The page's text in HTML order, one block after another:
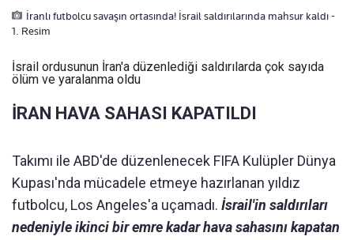
İranlı futbolcu savaşın ortasında! İsrail saldırılarında mahsur kaldı -
1. Resim
İsrail ordusunun İran'a düzenlediği saldırılarda çok sayıda
ölüm ve yaralanma oldu
İRAN HAVA SAHASI KAPATILDI
Takımı ile ABD'de düzenlenecek FIFA Kulüpler Dünya
Kupası'nda mücadele etmeye hazırlanan yıldız
futbolcu, Los Angeles'a uçamadı. İsrail'in saldırıları
nedeniyle ikinci bir emre kadar hava sahasını kapatan